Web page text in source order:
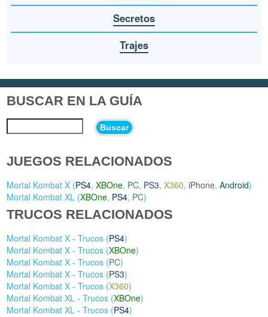
Secretos
Trajes
BUSCAR EN LA GUÍA
Buscar
JUEGOS RELACIONADOS
Mortal Kombat X (PS4,XBOne, PC, PS3,X360,iPhone,Android)
Mortal Kombat XL (XBOne, PS4, PC)
TRUCOS RELACIONADOS
Mortal Kombat X - Trucos (PS4)
Mortal Kombat X - Trucos (XBOne)
Mortal Kombat X - Trucos (PC)
Mortal Kombat X - Trucos (PS3)
Mortal Kombat X - Trucos (X360)
Mortal Kombat XL - Trucos (XBOne)
Mortal Kombat XL - Trucos (PS4)